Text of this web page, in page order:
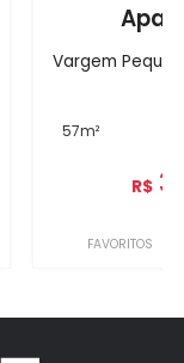
Vargem
57m²
R$
FAVORITOS